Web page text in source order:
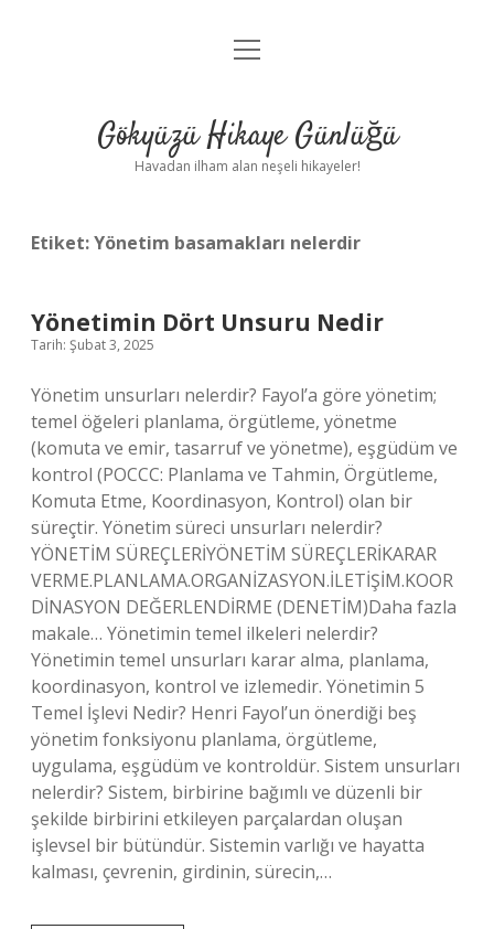
Anasayfa
Yasal Uyarı
menüyü
Gökyüzü Hikaye Günlüğü
Havadan ilham alan neşeli hikayeler!
Etiket:Yönetim basamakları nelerdir
Yönetimin Dört Unsuru Nedir
Tarih: Şubat 3, 2025
Yönetim unsurları nelerdir? Fayol’a göre yönetim;
temel öğeleri planlama, örgütleme, yönetme
(komuta ve emir, tasarruf ve yönetme), eşgüdüm ve
kontrol (POCCC: Planlama ve Tahmin, Örgütleme,
Komuta Etme, Koordinasyon, Kontrol) olan bir
süreçtir. Yönetim süreci unsurları nelerdir?
YÖNETİM SÜREÇLERİYÖNETİM SÜREÇLERİKARAR
VERME.PLANLAMA.ORGANİZASYON.İLETİŞİM.KOOR
DİNASYON DEĞERLENDİRME (DENETİM)Daha fazla
makale… Yönetimin temel ilkeleri nelerdir?
Yönetimin temel unsurları karar alma, planlama,
koordinasyon, kontrol ve izlemedir. Yönetimin 5
Temel İşlevi Nedir? Henri Fayol’un önerdiği beş
yönetim fonksiyonu planlama, örgütleme,
uygulama, eşgüdüm ve kontroldür. Sistem unsurları
nelerdir? Sistem, birbirine bağımlı ve düzenli bir
şekilde birbirini etkileyen parçalardan oluşan
işlevsel bir bütündür. Sistemin varlığı ve hayatta
kalması, çevrenin, girdinin, sürecin,…